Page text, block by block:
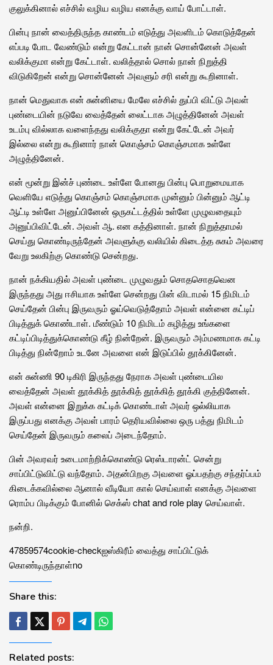
குலுக்கினால் எச்சில் வழிய வழிய எனக்கு வாய் போட்டாள்.
பின்பு நான் வைத்திருந்த காண்டம் எடுத்து அவளிடம் கொடுத்தேன்
எப்படி போட வேண்டும் என்று கேட்டான் நான் சொன்னேன் அவள்
வலிக்குமா என்று கேட்டாள். வலித்தால் சொல் நான் நிறுத்தி
விடுகிறேன் என்று சொன்னேன் அவளும் சரி என்று கூறினாள்.
நான் மெதுவாக என் சுன்னியை மேலே எச்சில் துப்பி விட்டு அவள்
புண்டையின் நடுவே வைத்தேன் லைட்டாக அழுத்தினேன் அவள்
உடம்பு வில்லாக வளைந்தது வலிக்குதா என்று கேட்டேன் அவர்
இல்லை என்று கூறினார் நான் கொஞ்சம் கொஞ்சமாக உள்ளே
அழுத்தினேன்.
என் மூன்று இன்ச் புண்டை உள்ளே போனது பின்பு பொறுமையாக
வெளியே எடுத்து கொஞ்சம் கொஞ்சமாக முன்னும் பின்னும் ஆட்டி
ஆட்டி உள்ளே அனுப்பினேன் ஒருகட்டத்தில் உள்ளே முழுவதையும்
அனுப்பிவிட்டேன். அவள் ஆ. என கத்தினாள். நான் நிறுத்தாமல்
செய்து கொண்டிருந்தேன் அவளுக்கு வலியில் கிடைத்த சுகம் அவரை
வேறு உலகிற்கு கொண்டு சென்றது.
நான் நக்கியதில் அவள் புண்டை முழுவதும் சொதசொதவென
இருந்தது அது ஈசியாக உள்ளே சென்றது பின் விடாமல் 15 நிமிடம்
செய்தேன் பின்பு இருவரும் ஓய்வெடுத்தோம் அவள் என்னை கட்டிப்
பிடித்துக் கொண்டாள். மீண்டும் 10 நிமிடம் கழித்து உங்களை
கட்டிப்பிடித்துக்கொண்டு கீழ் நின்றேன். இருவரும் அம்மணமாக கட்டி
பிடித்து நின்றோம் உடனே அவளை என் இடுப்பில் தூக்கினேன்.
என் சுன்ணி 90 டிகிரி இருந்தது நேராக அவள் புண்டையில
வைத்தேன் அவள் தூக்கித் தூக்கித் தூக்கித் தூக்கி குத்தினேன்.
அவள் என்னை இறுக்க கட்டிக் கொண்டாள் அவர் ஒல்லியாக
இருப்பது எனக்கு அவள் பாரம் தெரியவில்லை ஒரு பத்து நிமிடம்
செய்தேன் இருவரும் கலைப் அடைந்தோம்.
பின் அவரவர் உடைமாற்றிக்கொண்டு ரெஸ்டாரன்ட் சென்று
சாப்பிட்டுவிட்டு வந்தோம். அதன்பிறகு அவளை ஓப்பதற்கு சந்தர்ப்பம்
கிடைக்கவில்லை ஆனால் வீடியோ கால் செய்வாள் எனக்கு அவளை
ரொம்ப பிடிக்கும் போனில் செக்ஸ் chat and role play செய்வாள்.
நன்றி.
47859574cookie-checkஐஸ்கிரீம் வைத்து சாப்பிட்டுக்
கொண்டிருந்தாள்no
Share this:
Related posts: